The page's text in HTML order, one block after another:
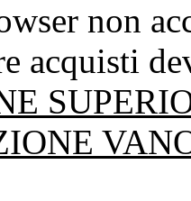
non
acquisti